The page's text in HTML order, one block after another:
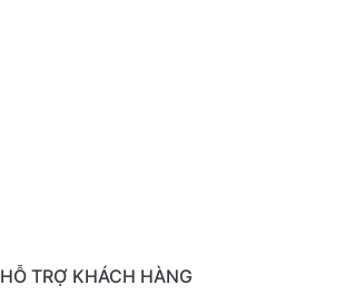
HỖ TRỢ KHÁCH HÀNG